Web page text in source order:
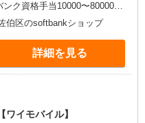
ク資格手当10000〜80000円/
通費別途支給（規定あり）
゜・。○。・゜+゜ 入社祝い金
セン
・゜+゜・。○。・゜+゜
伯区のsoftbankショップ
詳細を見る
ワイモバイル】